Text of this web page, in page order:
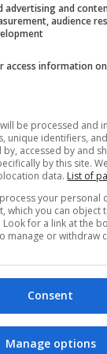
advertising and
audience
access information
be processed and
unique identifiers,
accessed by and
by this site.
data. List of
your personal
which you can object
for a link at the
manage or withdraw
Consent
Manage options